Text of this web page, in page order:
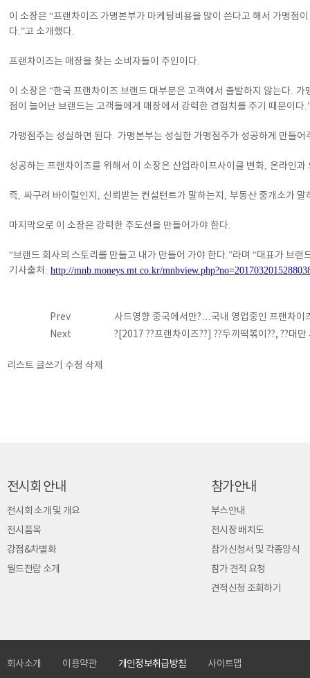
이 소장은 “프랜차이즈 가맹본부가 마케팅비용을 많이 쓴다고 해서 가맹점
다.”고 소개했다.
프랜차이즈는 매장을 찾는 소비자들이 주인이다.
이 소장은 “한국 프랜차이즈 브랜드 대부분은 고객에서 출발하지 않는다. 가
점이 늘어난 브랜드는 고객들에게 매장에서 강력한 경험치를 주기 때문이다
가맹점주는 성실하면 된다. 가맹본부는 성실한 가맹점주가 성공하게 만들어
성공하는 프랜차이즈를 위해서 이 소장은 산업라이프사이클 변화, 온라인과
즉, 싸구려 바이럴인지 , 신뢰받는 컨설턴트가 말하는지 , 부동산 중개소가 말
마지막으로 이 소장은 강력한 주도선을 만들어가야 한다.
“브랜드 회사의 스토리를 만들고 내가 만들어 가야 한다.”라며 “대표가 브랜
기사출처 : http://mnb.moneys.mt.co.kr/
Prev
사드영향 중국에서만?…국내 영업중인 프랜차이
Next
?[2017 ??프랜차이즈??] ??두끼떡볶이??, ??대만
리스트 글쓰기 수정 삭제
전시회 안내
전시회 소개 및 개요
전시품목
강점&차별화
월드전람 소개
참가안내
부스안내
전시장 배치도
참가신청서 및 각종양식
참가 견적 요청
견적신청 조회하기
회사소개 이용약관 개인정보취급방침 사이트맵